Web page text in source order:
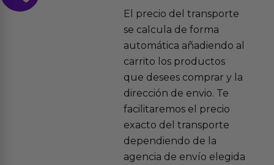
El precio del transporte
se calcula de forma
automática añadiendo al
carrito los productos
que desees comprar y la
dirección de envio. Te
facilitaremos el precio
exacto del transporte
dependiendo de la
agencia de envío elegida